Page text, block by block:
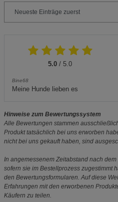
5.0 / 5.0
Bine68
Meine Hunde lieben es
Hinweise zum Bewertungssystem
Alle Bewertungen stammen
Produkt tatsächlich bei uns erworben
nicht bei uns gekauft haben, sind
In angemessenem Zeitabstand nach
sofern sie im Bestellprozess zugestimmt
den Bewertungsformularen. Auf diese
Erfahrungen mit den erworbenen
Käufern zu teilen.